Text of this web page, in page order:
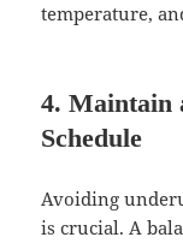
temperature,
4. Maintain
Schedule
Avoiding
is crucial. A